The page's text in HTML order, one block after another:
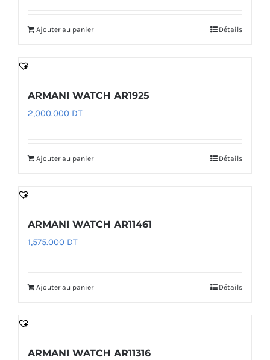
Ajouter au panier Détails
ARMANI WATCH AR1925
2,000.000 DT
Ajouter au panier Détails
ARMANI WATCH AR11461
1,575.000 DT
Ajouter au panier Détails
ARMANI WATCH AR11316